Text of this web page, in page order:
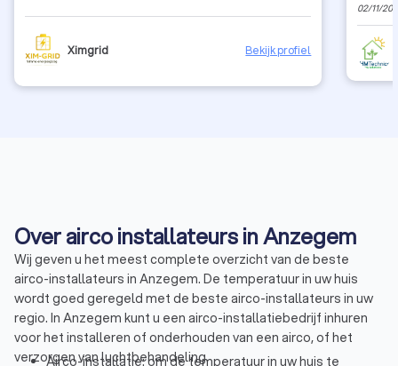
Ximgrid Bekijk profiel
02/11/
Over airco installateurs in Anzegem
Wij geven u het meest complete overzicht van de beste
airco-installateurs in Anzegem. De temperatuur in uw huis
wordt goed geregeld met de beste airco-installateurs in uw
regio. In Anzegem kunt u een airco-installatiebedrijf inhuren
voor het installeren of onderhouden van een airco, of het
verzorgen van luchtbehandeling.
Airco-installatie: om de temperatuur in uw huis te